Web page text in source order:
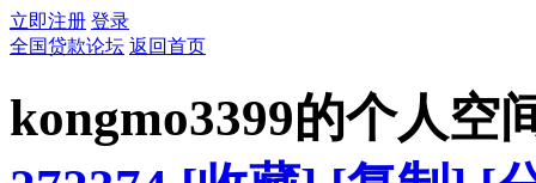
立即注册 登录
全国贷款论坛 返回首页
kongmo3399的个人空